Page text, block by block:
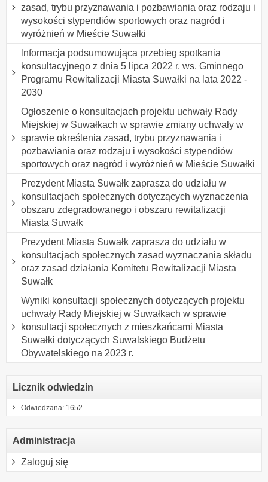
zasad, trybu przyznawania i pozbawiania oraz rodzaju i
wysokości stypendiów sportowych oraz nagród i
wyróżnień w Mieście Suwałki
lnformacja podsumowująca przebieg spotkania
konsultacyjnego z dnia 5 lipca 2022 r. ws. Gminnego
Programu Rewitalizacji Miasta Suwałki na lata 2022 -
2030
Ogłoszenie o konsultacjach projektu uchwały Rady
Miejskiej w Suwałkach w sprawie zmiany uchwały w
sprawie określenia zasad, trybu przyznawania i
pozbawiania oraz rodzaju i wysokości stypendiów
sportowych oraz nagród i wyróżnień w Mieście Suwałki
Prezydent Miasta Suwałk zaprasza do udziału w
konsultacjach społecznych dotyczących wyznaczenia
obszaru zdegradowanego i obszaru rewitalizacji
Miasta Suwałk
Prezydent Miasta Suwałk zaprasza do udziału w
konsultacjach społecznych zasad wyznaczania składu
oraz zasad działania Komitetu Rewitalizacji Miasta
Suwałk
Wyniki konsultacji społecznych dotyczących projektu
uchwały Rady Miejskiej w Suwałkach w sprawie
konsultacji społecznych z mieszkańcami Miasta
Suwałki dotyczących Suwalskiego Budżetu
Obywatelskiego na 2023 r.
Licznik odwiedzin
Odwiedzana: 1652
Administracja
Zaloguj się